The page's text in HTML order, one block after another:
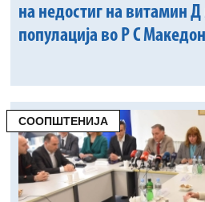
на недостиг на витамин Д
популација во Р С
СООПШТЕНИЈА